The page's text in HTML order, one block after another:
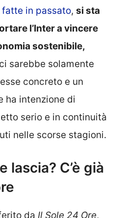
fatte in passato, si sta
l’Inter a vincere
sostenibile,
sarebbe solamente
concreto e un
ha intenzione di
serio e in continuità
nelle scorse stagioni.
lascia? C’è già
da Il Sole 24 Ore,